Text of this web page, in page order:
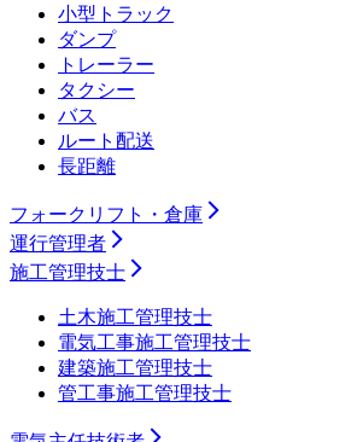
小型トラック
ダンプ
トレーラー
タクシー
バス
ルート配送
長距離
フォークリフト・倉庫
運行管理者
施工管理技士
土木施工管理技士
電気工事施工管理技士
建築施工管理技士
管工事施工管理技士